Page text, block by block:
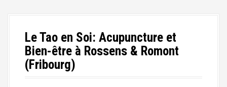
Le Tao en Soi: Acupuncture et
Bien-être à Rossens & Romont
(Fribourg)